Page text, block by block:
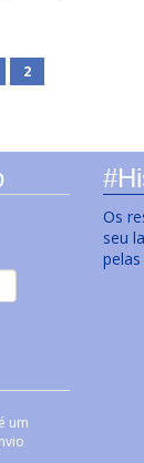
2
um
Os
seu